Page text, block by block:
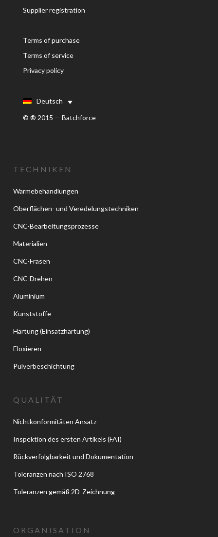
Supplier registration
Terms of purchase
Terms of service
Privacy policy
Deutsch
© ® 2015 — Batchforce
TECHNIKEN
Wärmebehandlungen
Oberflächen- und Veredelungstechniken
CNC-Bearbeitungsprozesse
Materialien
CNC-Fräsen
CNC-Drehen
Aluminium
Kunststoffe
Härtung (Einsatzhärtung)
Eloxieren
Pulverbeschichtung
QUALITÄT
Nichtkonformitäten Ansatz
Inspektion des ersten Artikels (FAI)
Rückverfolgbarkeit und Dokumentation
Toleranzen nach ISO 2768
Toleranzen gemäß 2D-Zeichnung
ORGANISATION